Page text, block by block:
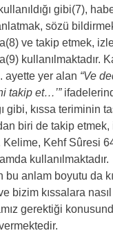
gibi(7),
sözü
ve takip etmek,
kullanılmaktadır.
ayette yer alan “Ve
takip et…’”
gibi, kıssa teriminin
biri de takip etmek,
Kelime, Kehf Sûresi
kullanılmaktadır.
bu anlam boyutu da
bizim kıssalara nasıl
gerektiği